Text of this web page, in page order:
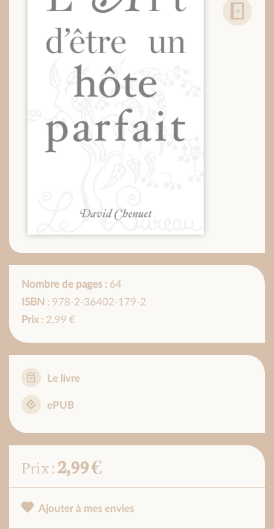
Nombre de pages : 64
ISBN : 978-2-36402-179-2
Prix: 2,99 €
Le livre
ePUB
Prix :2,99 €
Ajouter à mes envies